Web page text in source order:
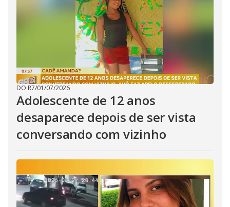
DO R7/01/07/2026
Adolescente de 12 anos
desaparece depois de ser vista
conversando com vizinho